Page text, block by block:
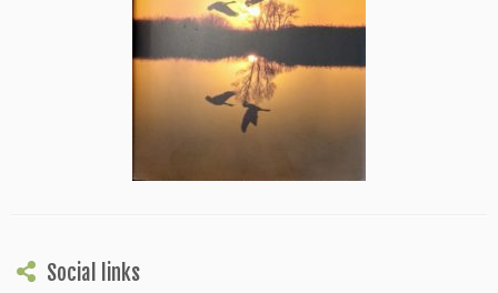
Social links